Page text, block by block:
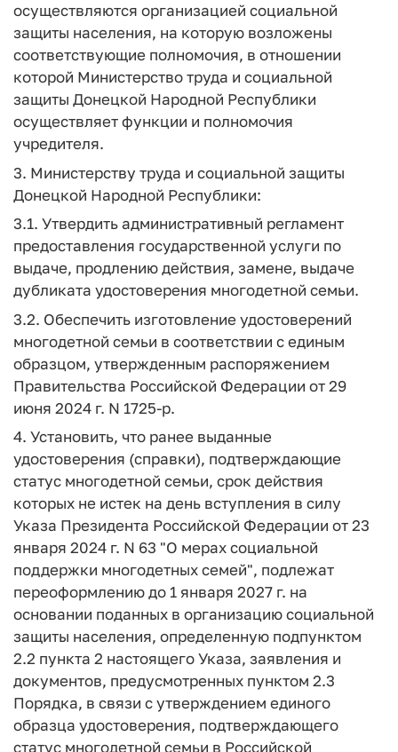
осуществляются организацией социальной
защиты населения, на которую возложены
соответствующие полномочия, в отношении
которой Министерство труда и социальной
защиты Донецкой Народной Республики
осуществляет функции и полномочия
учредителя.
3. Министерству труда и социальной защиты
Донецкой Народной Республики:
3.1. Утвердить административный регламент
предоставления государственной услуги по
выдаче, продлению действия, замене, выдаче
дубликата удостоверения многодетной семьи.
3.2. Обеспечить изготовление удостоверений
многодетной семьи в соответствии с единым
образцом, утвержденным распоряжением
Правительства Российской Федерации от 29
июня 2024 г. N 1725-р.
4. Установить, что ранее выданные
удостоверения (справки), подтверждающие
статус многодетной семьи, срок действия
которых не истек на день вступления в силу
Указа Президента Российской Федерации от 23
января 2024 г. N 63 "О мерах социальной
поддержки многодетных семей", подлежат
переоформлению до 1 января 2027 г. на
основании поданных в организацию социальной
защиты населения, определенную подпунктом
2.2 пункта 2 настоящего Указа, заявления и
документов, предусмотренных пунктом 2.3
Порядка, в связи с утверждением единого
образца удостоверения, подтверждающего
статус многодетной семьи в Российской